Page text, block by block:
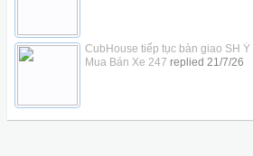
CubHouse tiếp tục bàn giao SH Ý
Mua Bán Xe 247 replied 21/7/26